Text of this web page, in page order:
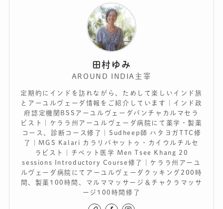
田村ゆみ
AROUND INDIA主宰
定期的にインドを訪れながら、ためして楽しいインド旅
とアーユルヴェーダ情報をご紹介しています｜インド政
府認定機関BSSアーユルヴェーダパンチャカルマセラ
ピスト｜ケララ州アーユルヴェーダ病院にて薬学・製薬
コース、診断コース修了｜Sudheep師 ハタヨガTTC修
了｜MGS Kalari カラリパヤットゥ・カイウルチルセ
ラピスト｜チベット医学 Men Tsee Khang 20
sessions Introductory Course修了｜ケララ州アーユ
ルヴェーダ病院にてアーユルヴェーダクッキング200時
間、製薬100時間、マルママッサージ＆チャクラマッサ
ージ100時間修了